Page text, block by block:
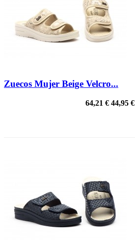
Zuecos Mujer Beige Velcro...
64,21 € 44,95 €